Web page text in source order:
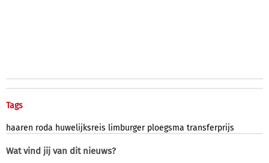
Tags
haaren roda huwelijksreis limburger ploegsma transferprijs
Wat vind jij van dit nieuws?